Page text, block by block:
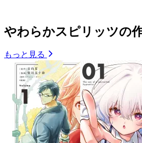
やわらかスピリッツの
もっと見る